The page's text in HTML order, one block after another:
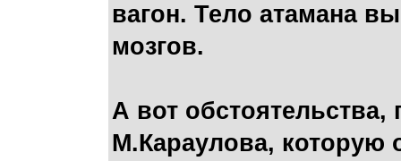
вагон. Тело атамана
мозгов.
А вот
М.Караулова, которую